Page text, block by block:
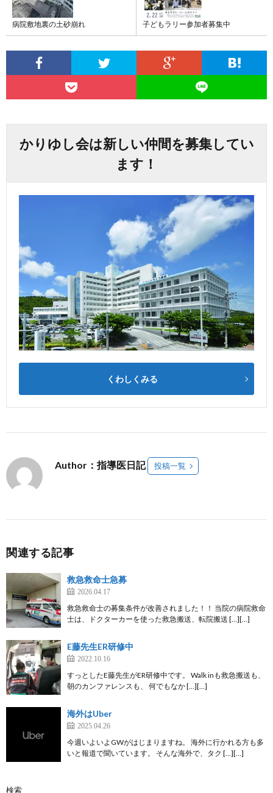
病院敷地裏の土砂崩れ 子どもラリー参加者募集中
かりゆし会は新しい仲間を募集してい
ます！
くわしくみる
Author：指導医日記 投稿一覧
関連する記事
救急救命士急募
2026.04.17
救急救命士の募集条件が改善されました！！ 当院の病院救命
士は、ドクターカーを使った救急搬送、転院搬送 […][…]
E藤先生ER研修中
2022.10.16
すっとしたE藤先生がER研修中です。 Walk inも救急搬送も、
朝のカンファレンスも、 何でもなか […][…]
海外はUber
2025.04.26
今週いよいよGWがはじまりますね。 海外に行かれる方も多
いと報道で聞いています。 そんな海外で、タク […][…]
検索